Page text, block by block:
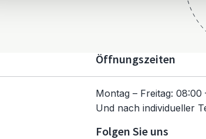
Öffnungszeiten
Montag – Freitag: 08:00
Und nach individueller
Folgen Sie uns